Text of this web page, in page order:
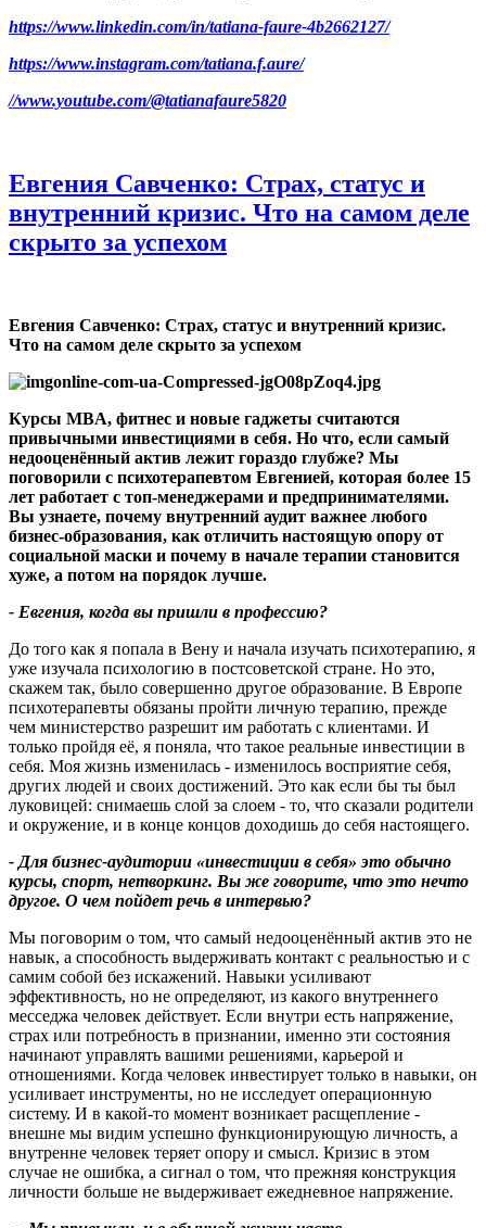
https://www.linkedin.com/in/tatiana-faure-4b2662127/
https://www.instagram.com/tatiana.f.aure/
//www.youtube.com/@tatianafaure5820
Евгения Савченко: Страх, статус и
внутренний кризис. Что на самом деле
скрыто за успехом
Евгения Савченко: Страх, статус и внутренний кризис.
Что на самом деле скрыто за успехом
Курсы MBA, фитнес и новые гаджеты считаются
привычными инвестициями в себя. Но что, если самый
недооценённый актив лежит гораздо глубже? Мы
поговорили с психотерапевтом Евгенией, которая более 15
лет работает с топ‑менеджерами и предпринимателями.
Вы узнаете, почему внутренний аудит важнее любого
бизнес‑образования, как отличить настоящую опору от
социальной маски и почему в начале терапии становится
хуже, а потом на порядок лучше.
- Евгения, когда вы пришли в профессию?
До того как я попала в Вену и начала изучать психотерапию, я
уже изучала психологию в постсоветской стране. Но это,
скажем так, было совершенно другое образование. В Европе
психотерапевты обязаны пройти личную терапию, прежде
чем министерство разрешит им работать с клиентами. И
только пройдя её, я поняла, что такое реальные инвестиции в
себя. Моя жизнь изменилась - изменилось восприятие себя,
других людей и своих достижений. Это как если бы ты был
луковицей: снимаешь слой за слоем - то, что сказали родители
и окружение, и в конце концов доходишь до себя настоящего.
- Для бизнес-аудитории «инвестиции в себя» это обычно
курсы, спорт, нетворкинг. Вы же говорите, что это нечто
другое. О чем пойдет речь в интервью?
Мы поговорим о том, что самый недооценённый актив это не
навык, а способность выдерживать контакт с реальностью и с
самим собой без искажений. Навыки усиливают
эффективность, но не определяют, из какого внутреннего
месседжа человек действует. Если внутри есть напряжение,
страх или потребность в признании, именно эти состояния
начинают управлять вашими решениями, карьерой и
отношениями. Когда человек инвестирует только в навыки, он
усиливает инструменты, но не исследует операционную
систему. И в какой‑то момент возникает расщепление -
внешне мы видим успешно функционирующую личность, а
внутренне человек теряет опору и смысл. Кризис в этом
случае не ошибка, а сигнал о том, что прежняя конструкция
личности больше не выдерживает ежедневное напряжение.